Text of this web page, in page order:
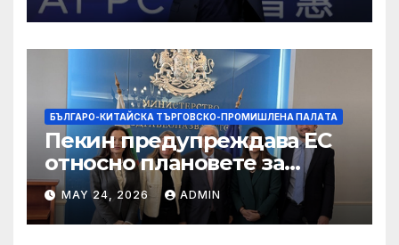
БЪЛГАРО-КИТАЙСКА ТЪРГОВСКО-ПРОМИШЛЕНА ПАЛAТА
Пекин предупреждава ЕС
относно плановете за
насочване към китайски
продукти
MAY 24, 2026 ADMIN